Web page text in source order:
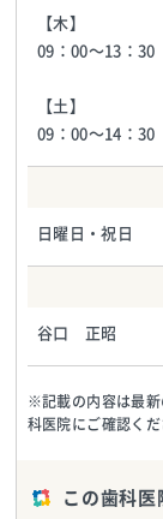
【木】
09：00〜13：30
【土】
09：00〜14：30
日曜日・祝日
谷口 正昭
※記載の内容は最新
科医院にご確認くだ
この歯科医